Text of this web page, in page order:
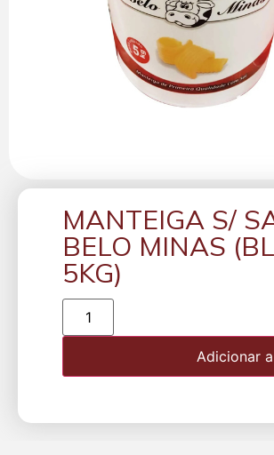
MANTEIGA S/
BELO MINAS
5KG)
Adicionar